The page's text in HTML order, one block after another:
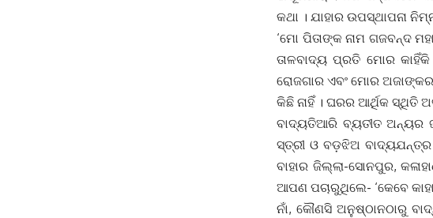
କଥା । ଯାହାର ଉପସ୍ଥାପନା
‘ମୋ ପିତାଙ୍କ ନାମ ଗଜବନ୍ଦ
ତାଳବାଦ୍ୟ ପ୍ରତି ମୋର
ରୋଜଗାର ଏବଂ ମୋର
କିଛି ନାହିଁ । ଘରର ଆର୍ଥିକ ସ୍ଥିତି
ବାଦ୍ୟତିଆରି ବ୍ୟତୀତ ଅନ୍ୟର
ସ୍ତ୍ରୀ ଓ ବଡ଼ଝିଅ
ବାହାର ଜିଲ୍ଲା-ସୋନପୁର,
ଆପଣ ପଚାରୁଥିଲେ- ‘କେବେ
ନାଁ, କୌଣସି ଅନୁଷ୍ଠାନଠାରୁ